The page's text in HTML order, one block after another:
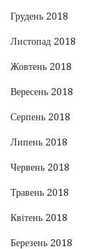
Грудень 2018
Листопад 2018
Жовтень 2018
Вересень 2018
Серпень 2018
Липень 2018
Червень 2018
Травень 2018
Квітень 2018
Березень 2018